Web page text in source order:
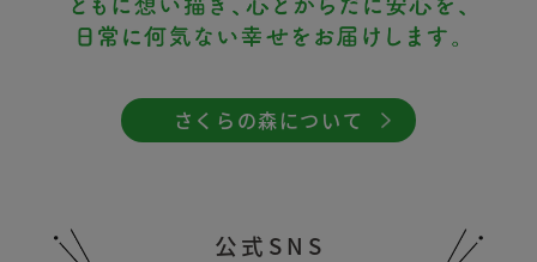
さくらの森について
公式SNS